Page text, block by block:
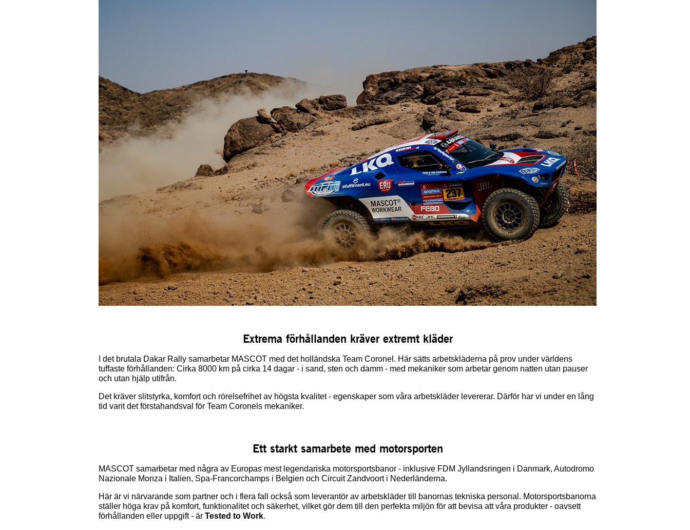
Extrema förhållanden kräver extremt kläder
I det brutala Dakar Rally samarbetar MASCOT med det holländska Team Coronel. Här sätts arbetskläderna på prov under världens
tuffaste förhållanden: Cirka 8000 km på cirka 14 dagar - i sand, sten och damm - med mekaniker som arbetar genom natten utan pauser
och utan hjälp utifrån.
Det kräver slitstyrka, komfort och rörelsefrihet av högsta kvalitet - egenskaper som våra arbetskläder levererar. Därför har vi under en lång
tid varit det förstahandsval för Team Coronels mekaniker.
Ett starkt samarbete med motorsporten
MASCOT samarbetar med några av Europas mest legendariska motorsportsbanor - inklusive FDM Jyllandsringen i Danmark, Autodromo
Nazionale Monza i Italien, Spa-Francorchamps i Belgien och Circuit Zandvoort i Nederländerna.
Här är vi närvarande som partner och i flera fall också som leverantör av arbetskläder till banornas tekniska personal. Motorsportsbanorna
ställer höga krav på komfort, funktionalitet och säkerhet, vilket gör dem till den perfekta miljön för att bevisa att våra produkter - oavsett
förhållanden eller uppgift - är Tested to Work.